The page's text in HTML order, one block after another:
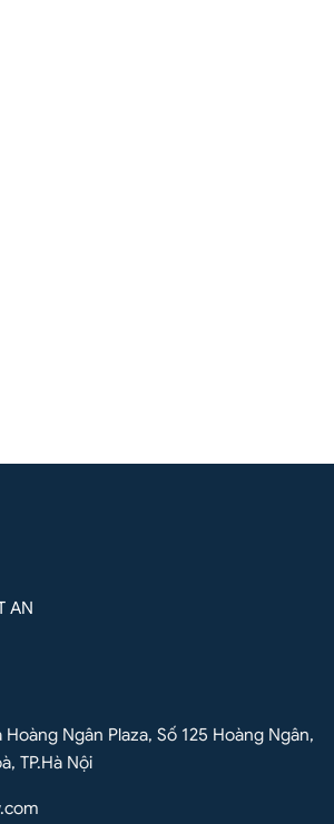
AN
Hoàng Ngân Plaza, Số 125 Hoàng Ngân,
TP.Hà Nội